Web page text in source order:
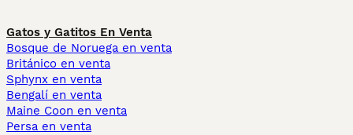
Gatos y Gatitos En Venta
Bosque de Noruega en venta
Británico en venta
Sphynx en venta
Bengalí en venta
Maine Coon en venta
Persa en venta